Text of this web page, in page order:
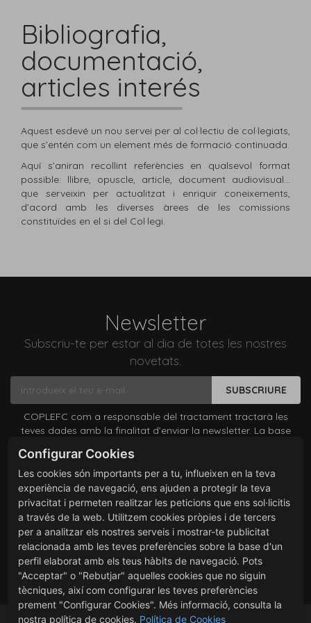
Bibliografia,
documentació,
articles interés
Aquest esdevé un nou servei per al col·lectiu de col·legiats,
que s’entén com un element més de formació continuada.
Aquí s’aniran recollint referències en qualsevol format
possible: llibre, opuscle, article, document audiovisual...
que serveixin per actualitzat i enriquir coneixements,
d’acord amb les diverses àrees de les comissions
constituïdes en el si del Col·legi.
Newsletter
Subscriu-te per estar al dia de totes les nostres
novetats.
SUBSCRIURE
COPLEFC com a responsable del tractament tractarà les
teves dades amb la finalitat d’enviar la newsletter. La base
qualsevol moment comunicant-lo a coplefc@coplefc.cat. No
es cediran dades a tercers excepte per obligació legal. Pots
accedir, rectificar i suprimir les teves dades, així com exercir
altres drets consultant la informació addicional i detallada
sobre protecció de dades a la nostraPolítica de Privacitat
He llegit i accepto les condicions contingudes en la política
de privacitat sobre el tractament de les meves dades per
l’enviament de la newsletter.
Configurar Cookies
Les cookies són importants per a tu, influeixen en la teva
experiència de navegació, ens ajuden a protegir la teva
privacitat i permeten realitzar les peticions que ens sol·licitis
a través de la web. Utilitzem cookies pròpies i de tercers
per a analitzar els nostres serveis i mostrar-te publicitat
relacionada amb les teves preferències sobre la base d'un
perfil elaborat amb els teus hàbits de navegació. Pots
"Acceptar" o "Rebutjar" aquelles cookies que no siguin
tècniques, així com configurar les teves preferències
prement "Configurar Cookies". Més informació, consulta la
nostra política de cookies. Política de Cookies